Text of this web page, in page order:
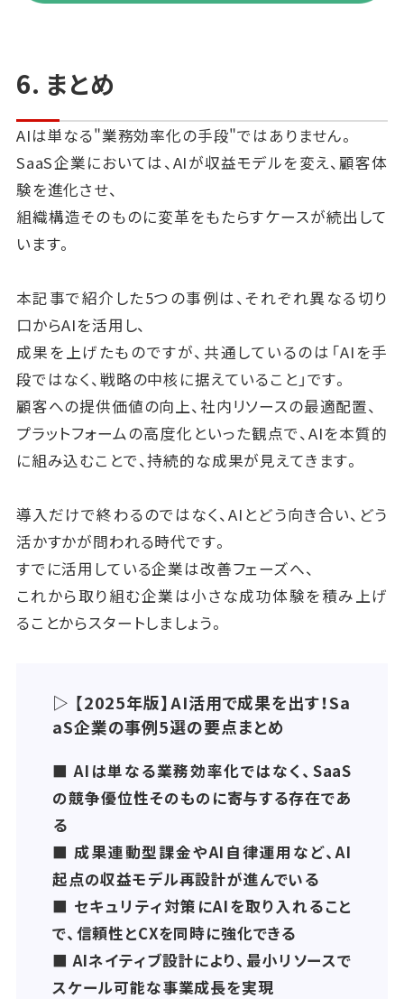
もしその後チャットでの反応があれば、再びフロントエ
...といったように、AIエージェントが互いにバトンを渡
しながら業務を完了させていきます。
〇 共働型エージェントのメリット
・ユーザー対応の"タイムラグ"がほぼゼロに
済む構造
・業務が"人に依存しない"仕組みとしてスケールで
きる
このような"AIエージェント基盤による業務構造の変
革"は、
SaaS企業が複雑化・多様化する顧客ニーズに応えな
がら、持続的に成長するための重要な突破口となって
6. まとめ
AIは単なる"業務効率化の手段"ではありません。
SaaS企業においては、AIが収益モデルを変え、顧客体
験を進化させ、
組織構造そのものに変革をもたらすケースが続出して
います。
本記事で紹介した5つの事例は、それぞれ異なる切り
口からAIを活用し、
成果を上げたものですが、共通しているのは「AIを手
段ではなく、戦略の中核に据えていること」です。
顧客への提供価値の向上、社内リソースの最適配置、
プラットフォームの高度化といった観点で、AIを本質的
に組み込むことで、持続的な成果が見えてきます。
導入だけで終わるのではなく、AIとどう向き合い、どう
活かすかが問われる時代です。
すでに活用している企業は改善フェーズへ、
これから取り組む企業は小さな成功体験を積み上げ
ることからスタートしましょう。
▷ 【2025年版】AI活用で成果を出す！Sa
aS企業の事例5選の要点まとめ
■ AIは単なる業務効率化ではなく、SaaS
の競争優位性そのものに寄与する存在であ
る
■ 成果連動型課金やAI自律運用など、AI
起点の収益モデル再設計が進んでいる
■ セキュリティ対策にAIを取り入れること
で、信頼性とCXを同時に強化できる
■ AIネイティブ設計により、最小リソースで
スケール可能な事業成長を実現